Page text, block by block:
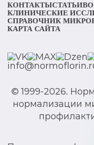
КОНТАКТЫСТАТЬИ
КЛИНИЧЕСКИЕ
СПРАВОЧНИК
КАРТА САЙТА
© 1999-2026.
нормализации